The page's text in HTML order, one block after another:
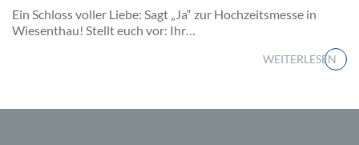
Ein Schloss voller Liebe: Sagt „Ja“ zur Hochzeitsmesse in
Wiesenthau! Stellt euch vor: Ihr…
WEITERLESEN